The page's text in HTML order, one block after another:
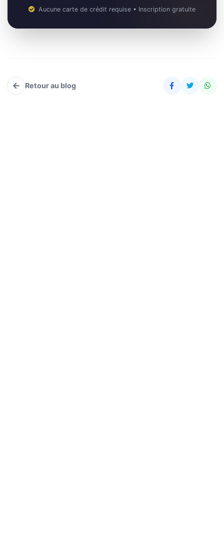
Aucune carte de crédit requise • Inscription gratuite
Retour au blog